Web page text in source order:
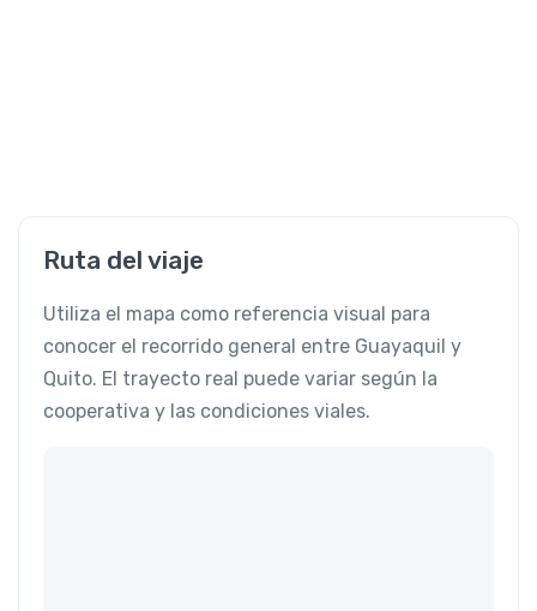
Ruta del viaje
Utiliza el mapa como referencia visual para
conocer el recorrido general entre Guayaquil y
Quito. El trayecto real puede variar según la
cooperativa y las condiciones viales.